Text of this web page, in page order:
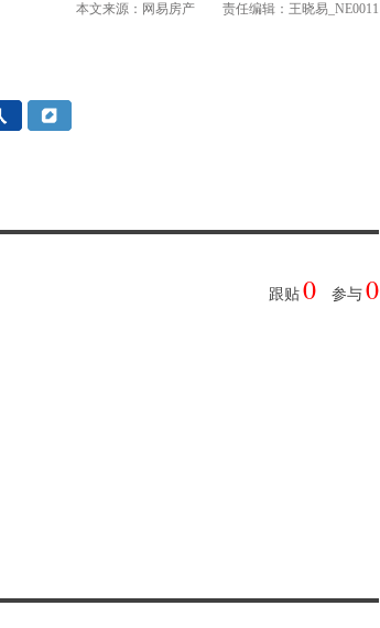
本文来源：网易房产 责任编辑：王晓易_NE0011
跟贴 0 参与 0